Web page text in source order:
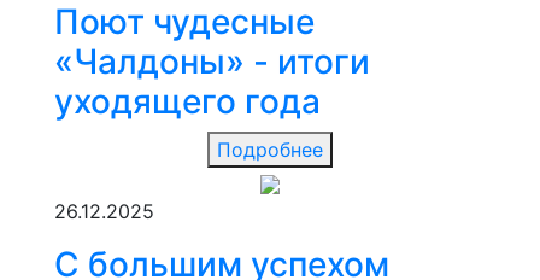
Поют чудесные
«Чалдоны» - итоги
уходящего года
Подробнее
26.12.2025
С большим успехом